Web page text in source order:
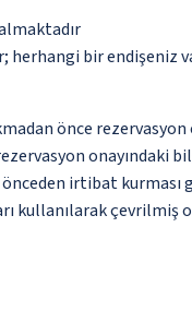
bir endişeniz
önce
onayındaki
irtibat kurması
kullanılarak çevrilmiş